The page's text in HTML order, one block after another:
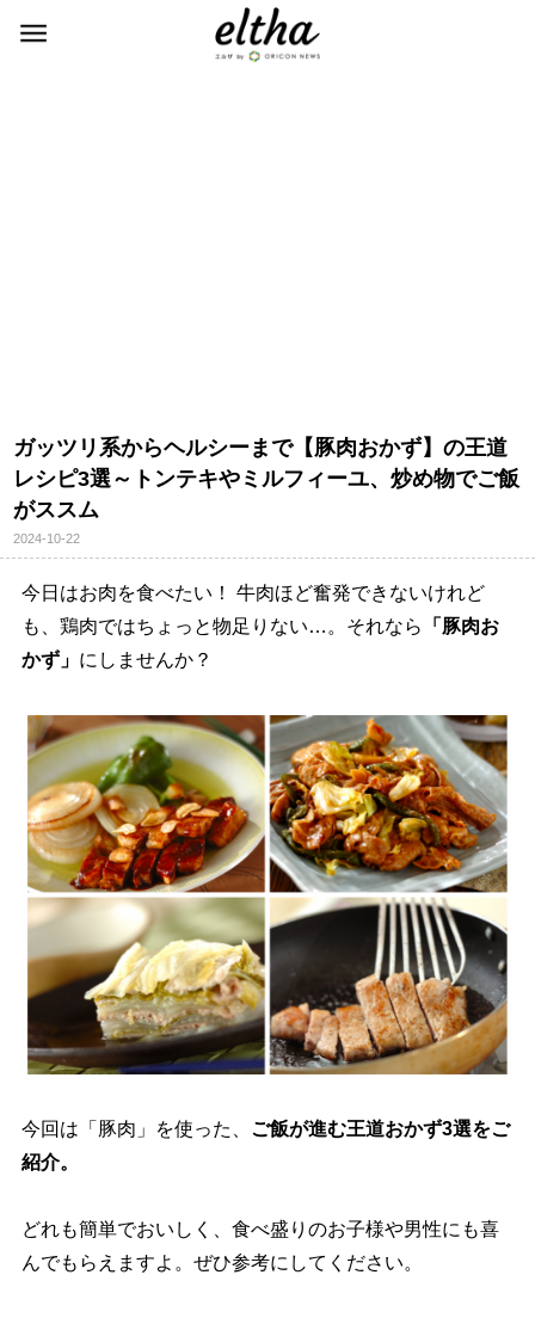
ガッツリ系からヘルシーまで【豚肉おかず】の王道
レシピ3選～トンテキやミルフィーユ、炒め物でご飯
がススム
2024-10-22
今日はお肉を食べたい！ 牛肉ほど奮発できないけれど
も、鶏肉ではちょっと物足りない…。それなら
「豚肉お
かず」 にしませんか？
今回は「豚肉」を使った、 ご飯が進む王道おかず3選をご
紹介。
どれも簡単でおいしく、食べ盛りのお子様や男性にも喜
んでもらえますよ。ぜひ参考にしてください。